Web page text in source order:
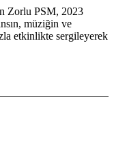
Zorlu PSM, 2023
müziğin ve
etkinlikte sergileyerek